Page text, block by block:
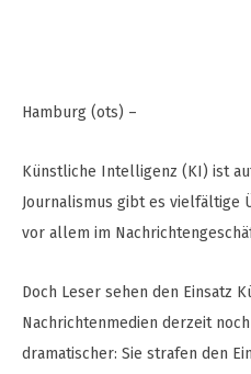
Hamburg (ots) –
Künstliche Intelligenz (KI) ist
Journalismus gibt es vielfältige
vor allem im
Doch Leser sehen den Einsatz
Nachrichtenmedien derzeit
dramatischer: Sie strafen den